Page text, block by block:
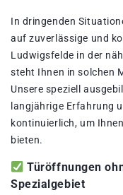
In dringenden
auf zuverlässige und
Ludwigsfelde in der
steht Ihnen in solchen
Unsere speziell
langjährige Erfahrung
kontinuierlich, um
bieten.
Türöffnungen
Spezialgebiet